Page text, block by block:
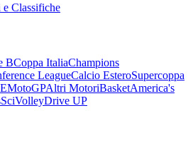
e Classifiche
BCoppa ItaliaChampions
LeagueCalcio EsteroSupercoppa
MotoGPAltri MotoriBasketAmerica's
SciVolleyDrive UP